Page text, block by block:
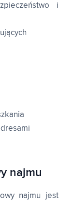
i
najmu
najmu jest